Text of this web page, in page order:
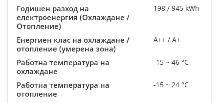
Годишен разход на
електроенергия (Охлаждане /
Отопление)
198 / 945 kWh
Енергиен клас на охлаждане /
отопление (умерена зона)
A++ / A+
Работна температура на
охлаждане
-15 ~ 46 °C
Работна температура на
отопление
-15 ~ 24 °C